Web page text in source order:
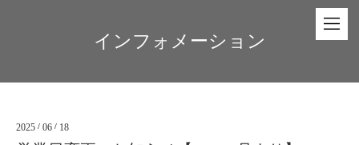
インフォメーション
2025 / 06 / 18